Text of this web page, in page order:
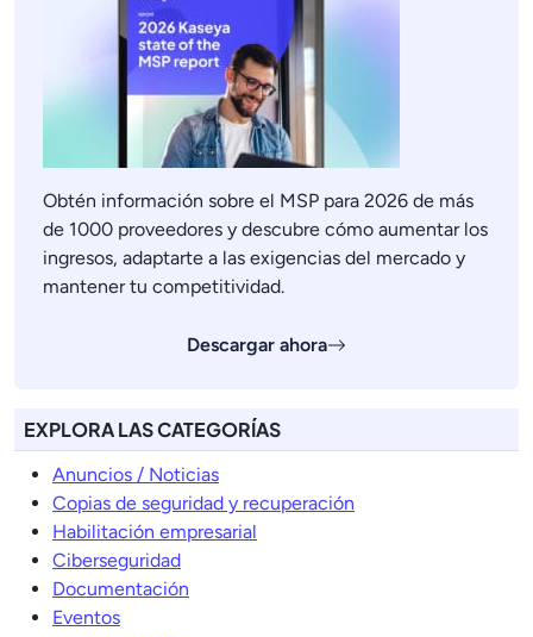
Obtén información sobre el MSP para 2026 de más
de 1000 proveedores y descubre cómo aumentar los
ingresos, adaptarte a las exigencias del mercado y
mantener tu competitividad.
Descargar ahora
EXPLORA LAS CATEGORÍAS
Anuncios / Noticias
Copias de seguridad y recuperación
Habilitación empresarial
Ciberseguridad
Documentación
Eventos